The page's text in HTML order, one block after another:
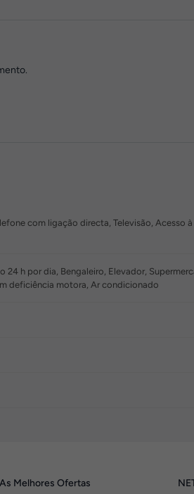
com ligação directa, Televisão,
24 h por dia, Bengaleiro, Elevador,
deficiência motora, Ar condicionado
As Melhores Ofertas